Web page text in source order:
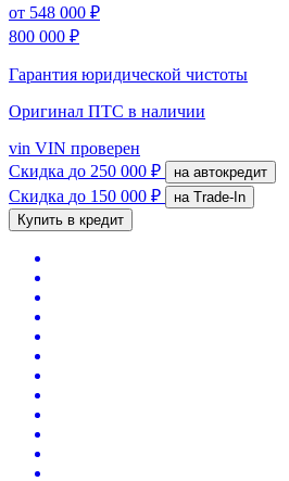
от 548 000 ₽
800 000 ₽
Гарантия юридической чистоты
Оригинал ПТС в наличии
vin VIN проверен
Скидка до 250 000 ₽ на автокредит
Скидка до 150 000 ₽
на Trade-In
Купить в кредит